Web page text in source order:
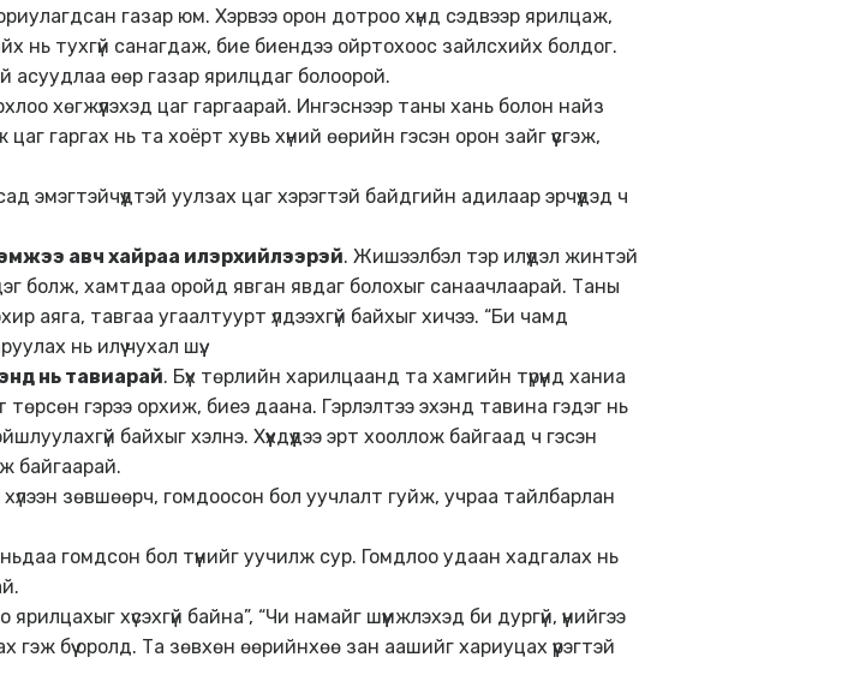
газар юм. Хэрвээ орон дотроо хүнд сэдвээр ярилцаж,
нь тухгүй санагдаж, бие биендээ ойртохоос зайлсхийх болдог.
асуудлаа өөр газар ярилцдаг болоорой.
хөгжүүлэхэд цаг гаргаарай. Ингэснээр таны хань болон найз
гаргах нь та хоёрт хувь хүний өөрийн гэсэн орон зайг үүсгэж,
эмэгтэйчүүдтэй уулзах цаг хэрэгтэй байдгийн адилаар эрчүүдэд ч
авч хайраа илэрхийлээрэй. Жишээлбэл тэр илүүдэл жинтэй
болж, хамтдаа оройд явган явдаг болохыг санаачлаарай. Таны
аяга, тавгаа угаалтуурт үлдээхгүй байхыг хичээ. “Би чамд
нь илүү чухал шүү.
нь тавиарай. Бүх төрлийн харилцаанд та хамгийн түрүүнд ханиа
төрсөн гэрээ орхиж, биеэ даана. Гэрлэлтээ эхэнд тавина гэдэг нь
байхыг хэлнэ. Хүүхдүүдээ эрт хооллож байгаад ч гэсэн
байгаарай.
зөвшөөрч, гомдоосон бол уучлалт гуйж, учраа тайлбарлан
гомдсон бол түүнийг уучилж сур. Гомдлоо удаан хадгалах нь
хүсэхгүй байна”, “Чи намайг шүүмжлэхэд би дургүй, үүнийгээ
бүү оролд. Та зөвхөн өөрийнхөө зан аашийг хариуцах үүрэгтэй